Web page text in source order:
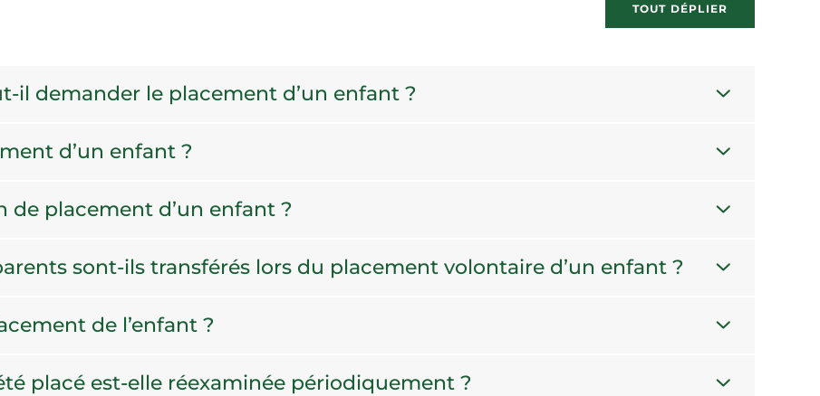
TOUT DÉPLIER
il demander le placement d’un enfant ?
d’un enfant ?
de placement d’un enfant ?
sont-ils transférés lors du placement volontaire d’un enfant ?
de l’enfant ?
placé est-elle réexaminée périodiquement ?